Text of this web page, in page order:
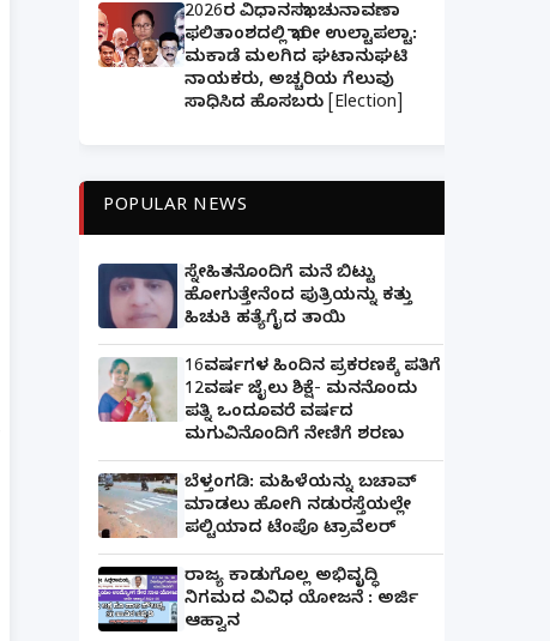
2026ರ ವಿಧಾನಸಭಾ ಚುನಾವಣಾ
ಫಲಿತಾಂಶದಲ್ಲಿ ಭಾರೀ ಉಲ್ಟಾಪಲ್ಟಾ:
ಮಕಾಡೆ ಮಲಗಿದ ಘಟಾನುಘಟಿ
ನಾಯಕರು, ಅಚ್ಚರಿಯ ಗೆಲುವು
ಸಾಧಿಸಿದ ಹೊಸಬರು [Election]
POPULAR NEWS
ಸ್ನೇಹಿತನೊಂದಿಗೆ ಮನೆ ಬಿಟ್ಟು
ಹೋಗುತ್ತೇನೆಂದ ಪುತ್ರಿಯನ್ನು ಕತ್ತು
ಹಿಚುಕಿ ಹತ್ಯೆಗೈದ ತಾಯಿ
16ವರ್ಷಗಳ ಹಿಂದಿನ ಪ್ರಕರಣಕ್ಕೆ ಪತಿಗೆ
12ವರ್ಷ ಜೈಲು ಶಿಕ್ಷೆ- ಮನನೊಂದು
ಪತ್ನಿ ಒಂದೂವರೆ ವರ್ಷದ
ಮಗುವಿನೊಂದಿಗೆ ನೇಣಿಗೆ ಶರಣು
ಬೆಳ್ತಂಗಡಿ: ಮಹಿಳೆಯನ್ನು ಬಚಾವ್
ಮಾಡಲು ಹೋಗಿ ನಡುರಸ್ತೆಯಲ್ಲೇ
ಪಲ್ಟಿಯಾದ ಟೆಂಪೊ ಟ್ರಾವೆಲರ್
ರಾಜ್ಯ ಕಾಡುಗೊಲ್ಲ ಅಭಿವೃದ್ಧಿ
ನಿಗಮದ ವಿವಿಧ ಯೋಜನೆ : ಅರ್ಜಿ
ಆಹ್ವಾನ